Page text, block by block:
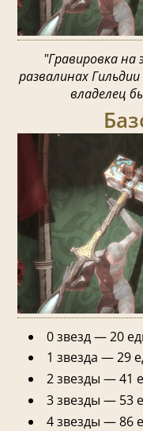
"Гравировка
развалинах
владелец
0 звезд — 20
1 звезда — 29
2 звезды — 41
3 звезды — 53
4 звезды — 86